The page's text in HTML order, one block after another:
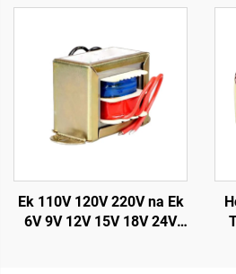
Ek 110V 120V 220V na Ek
6V 9V 12V 15V 18V 24V